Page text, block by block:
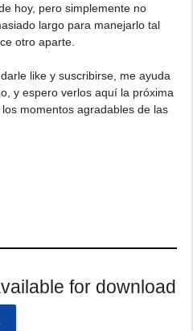
hoy, pero simplemente no
largo para manejarlo tal
otro aparte.
like y suscribirse, me ayuda
y espero verlos aquí la próxima
momentos agradables de las
for download